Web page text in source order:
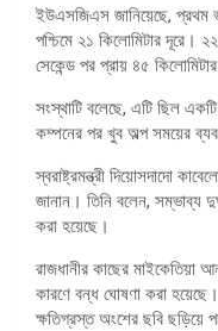
ইউএসজিএস জানিয়েছে, প্রথম
পশ্চিমে ২১ কিলোমিটার দূরে।
সেকেন্ড পর প্রায় ৪৫
সংস্থাটি বলেছে, এটি ছিল
কম্পনের পর খুব অল্প সময়ের
স্বরাষ্ট্রমন্ত্রী দিয়োসদাদো
জানান। তিনি বলেন, সম্ভাব্য
করা হয়েছে।
রাজধানীর কাছের মাইকেতিয়া
কারণে বন্ধ ঘোষণা করা হয়েছে।
ক্ষতিগ্রস্ত অংশের ছবি ছড়িয়ে